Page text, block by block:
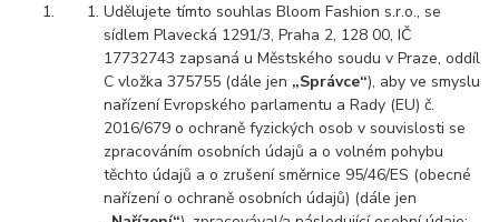
Udělujete tímto souhlas Bloom Fashion s.r.o., se
sídlem Plavecká 1291/3, Praha 2, 128 00, IČ
17732743 zapsaná u Městského soudu v Praze, oddíl
C vložka 375755 (dále jen „Správce“), aby ve smyslu
nařízení Evropského parlamentu a Rady (EU) č.
2016/679 o ochraně fyzických osob v souvislosti se
zpracováním osobních údajů a o volném pohybu
těchto údajů a o zrušení směrnice 95/46/ES (obecné
nařízení o ochraně osobních údajů) (dále jen